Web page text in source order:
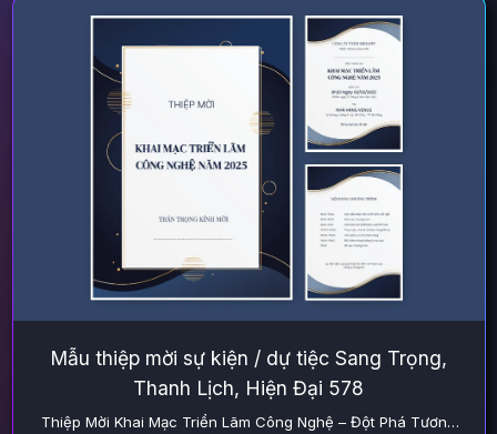
Mẫu thiệp mời sự kiện / dự tiệc Sang Trọng,
Thanh Lịch, Hiện Đại 578
Thiệp Mời Khai Mạc Triển Lãm Công Nghệ – Đột Phá Tương